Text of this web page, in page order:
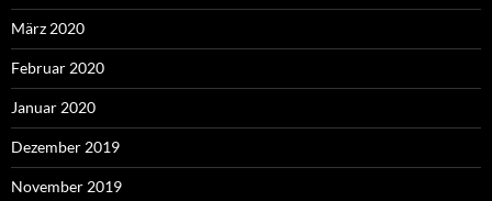
März 2020
Februar 2020
Januar 2020
Dezember 2019
November 2019